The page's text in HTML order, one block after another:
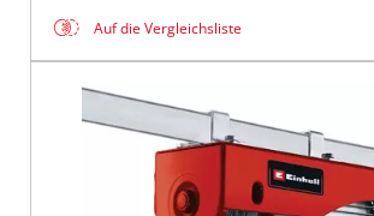
Auf die Vergleichsliste